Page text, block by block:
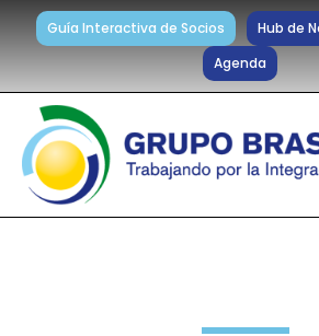
Guía Interactiva de Socios Hub de
Agenda